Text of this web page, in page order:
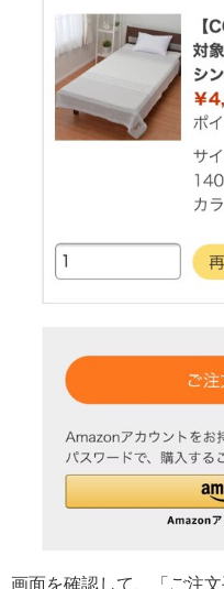
画面を確認して、「ご注